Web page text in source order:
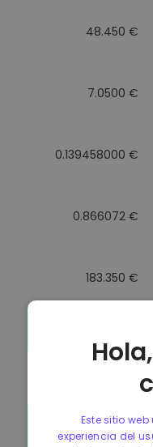
48.450 €
7.0500 €
0.139458000 €
0.866072 €
183.350 €
0.865650 €
Este sitio
experiencia del